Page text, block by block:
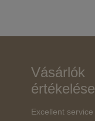
Vásárlók
értékelése
Excellent service